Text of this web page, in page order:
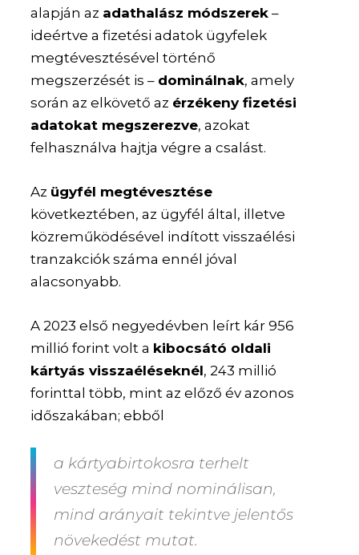
alapján az adathalász módszerek –
ideértve a fizetési adatok ügyfelek
megtévesztésével történő
megszerzését is – dominálnak, amely
során az elkövető az érzékeny fizetési
adatokat megszerezve, azokat
felhasználva hajtja végre a csalást.
Az ügyfél megtévesztése
következtében, az ügyfél által, illetve
közreműködésével indított visszaélési
tranzakciók száma ennél jóval
alacsonyabb.
A 2023 első negyedévben leírt kár 956
millió forint volt a kibocsátó oldali
kártyás visszaéléseknél, 243 millió
forinttal több, mint az előző év azonos
időszakában; ebből
a kártyabirtokosra terhelt
veszteség mind nominálisan,
mind arányait tekintve jelentős
növekedést mutat.